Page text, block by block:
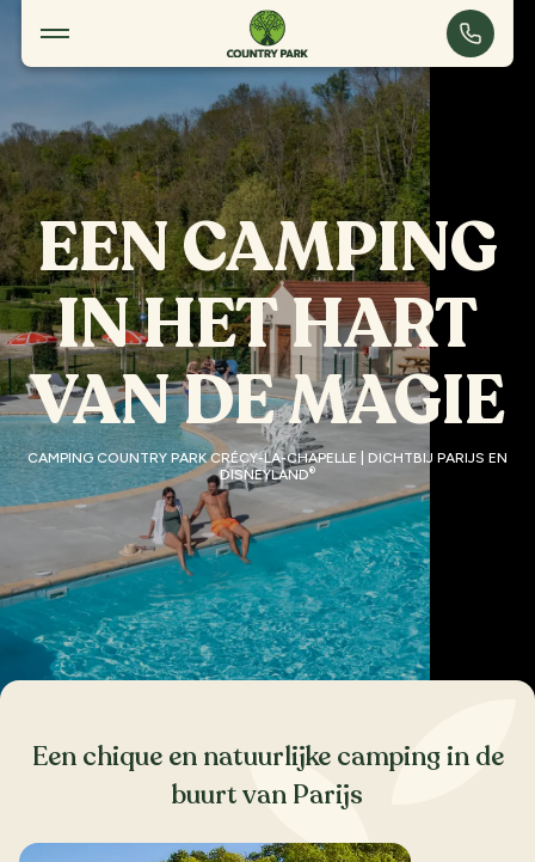
EEN CAMPING
IN HET HART
VAN DE MAGIE
CAMPING COUNTRY PARK CRÉCY-LA-CHAPELLE | DICHTBIJ PARIJS EN
DISNEYLAND®
Een chique en natuurlijke camping in de
buurt van Parijs